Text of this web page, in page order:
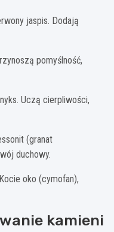
jaspis. Dodają
pomyślność,
Uczą cierpliwości,
(granat
duchowy.
oko (cymofan),
kamieni